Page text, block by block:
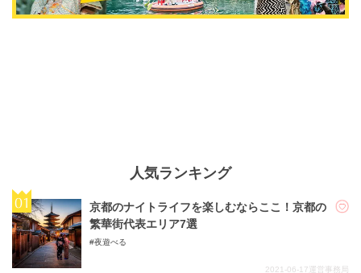
人気ランキング
京都のナイトライフを楽しむならここ！京都の
繁華街代表エリア7選
夜遊べる
2021-06-17運営事務局